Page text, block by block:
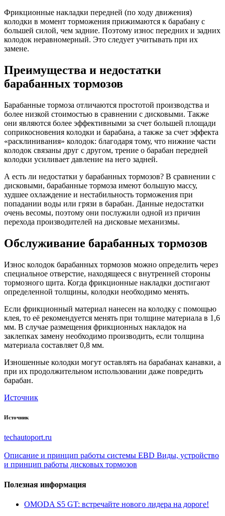
Фрикционные накладки передней (по ходу движения)
колодки в момент торможения прижимаются к барабану с
большей силой, чем задние. Поэтому износ передних и задних
колодок неравномерный. Это следует учитывать при их
замене.
Преимущества и недостатки
барабанных тормозов
Барабанные тормоза отличаются простотой производства и
более низкой стоимостью в сравнении с дисковыми. Также
они являются более эффективными за счет большей площади
соприкосновения колодки и барабана, а также за счет эффекта
«расклинивания» колодок: благодаря тому, что нижние части
колодок связаны друг с другом, трение о барабан передней
колодки усиливает давление на него задней.
А есть ли недостатки у барабанных тормозов? В сравнении с
дисковыми, барабанные тормоза имеют большую массу,
худшее охлаждение и нестабильность торможения при
попадании воды или грязи в барабан. Данные недостатки
очень весомы, поэтому они послужили одной из причин
перехода производителей на дисковые механизмы.
Обслуживание барабанных тормозов
Износ колодок барабанных тормозов можно определить через
специальное отверстие, находящееся с внутренней стороны
тормозного щита. Когда фрикционные накладки достигают
определенной толщины, колодки необходимо менять.
Если фрикционный материал нанесен на колодку с помощью
клея, то её рекомендуется менять при толщине материала в 1,6
мм. В случае размещения фрикционных накладок на
заклепках замену необходимо производить, если толщина
материала составляет 0,8 мм.
Изношенные колодки могут оставлять на барабанах канавки, а
при их продолжительном использовании даже повредить
барабан.
Источник
Источник
techautoport.ru
Описание и принцип работы системы EBD Виды, устройство
и принцип работы дисковых тормозов
Полезная информация
OMODA S5 GT: встречайте нового лидера на дороге!